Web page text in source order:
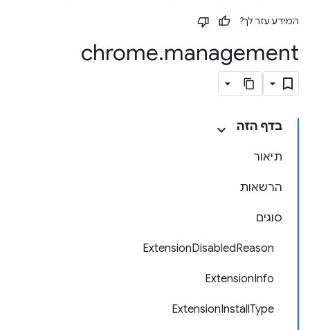
המידע עזר לך?
chrome.management
בדף הזה
תיאור
הרשאות
סוגים
ExtensionDisabledReason
ExtensionInfo
ExtensionInstallType